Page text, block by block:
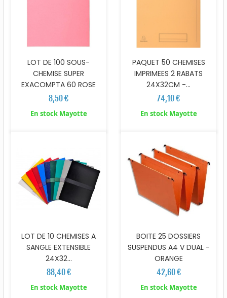
LOT DE 100 SOUS-
CHEMISE SUPER
EXACOMPTA 60 ROSE
8,50 €
En stock Mayotte
PAQUET 50 CHEMISES
IMPRIMEES 2 RABATS
24X32CM -...
74,10 €
En stock Mayotte
LOT DE 10 CHEMISES A
SANGLE EXTENSIBLE
24X32...
88,40 €
En stock Mayotte
BOITE 25 DOSSIERS
SUSPENDUS A4 V DUAL -
ORANGE
42,60 €
En stock Mayotte